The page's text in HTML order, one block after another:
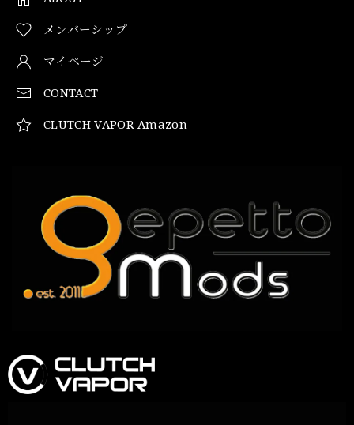
メンバーシップ
マイページ
CONTACT
CLUTCH VAPOR Amazon